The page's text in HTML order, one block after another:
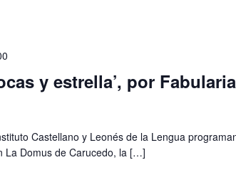
y estrella’, por Fabularia
Castellano y Leonés de la Lengua
La Domus de Carucedo, la […]